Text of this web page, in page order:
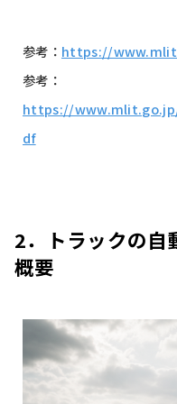
参考： https://
参考：
https://
df
2．トラックの自
概要